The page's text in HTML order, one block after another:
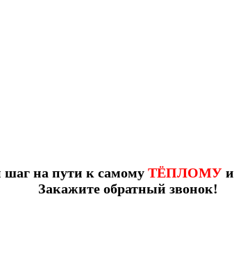
шаг на пути к самому ТЁПЛОМУи
Закажите обратный звонок!